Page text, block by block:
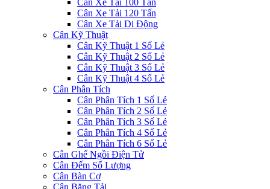
Cân Xe Tải 100 Tấn
Cân Xe Tải 120 Tấn
Cân Xe Tải Di Động
Cân Kỹ Thuật
Cân Kỹ Thuật 1 Số Lẻ
Cân Kỹ Thuật 2 Số Lẻ
Cân Kỹ Thuật 3 Số Lẻ
Cân Kỹ Thuật 4 Số Lẻ
Cân Phân Tích
Cân Phân Tích 1 Số Lẻ
Cân Phân Tích 2 Số Lẻ
Cân Phân Tích 3 Số Lẻ
Cân Phân Tích 4 Số Lẻ
Cân Phân Tích 6 Số Lẻ
Cân Ghế Ngồi Điện Tử
Cân Đếm Số Lượng
Cân Bàn Cơ
Cân Băng Tải